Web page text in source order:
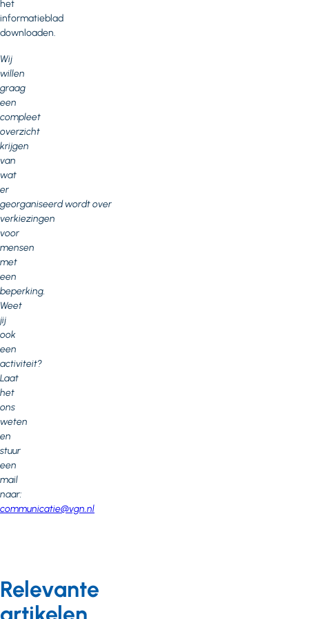
het
informatieblad
downloaden.
Wij
willen
graag
een
compleet
overzicht
krijgen
van
wat
er
georganiseerd wordt over
verkiezingen
voor
mensen
met
een
beperking.
Weet
jij
ook
een
activiteit?
Laat
het
ons
weten
en
stuur
een
mail
naar:
communicatie@vgn.nl
Relevante